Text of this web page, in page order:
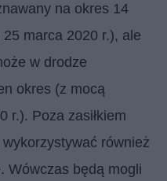
na okres 14
marca 2020 r.), ale
w drodze
okres (z mocą
r.). Poza zasiłkiem
również
Wówczas będą mogli